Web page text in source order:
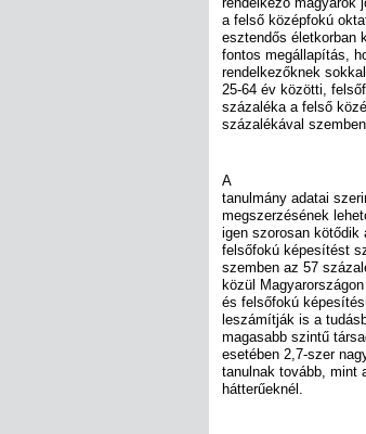
a felső középfokú
esztendős életkorban
fontos megállapítás,
rendelkezőknek
25-64 év közötti,
százaléka a felső
százalékával
A
tanulmány adatai
megszerzésének
igen szorosan kötődik
felsőfokú képesítést
szemben az 57
közül
és felsőfokú
leszámítják is a
magasabb szintű
esetében 2,7-szer
tanulnak tovább, mint
hátterűeknél.